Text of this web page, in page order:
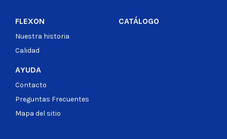
FLEXON
Nuestra historia
Calidad
CATÁLOGO
AYUDA
Contacto
Preguntas Frecuentes
Mapa del sitio